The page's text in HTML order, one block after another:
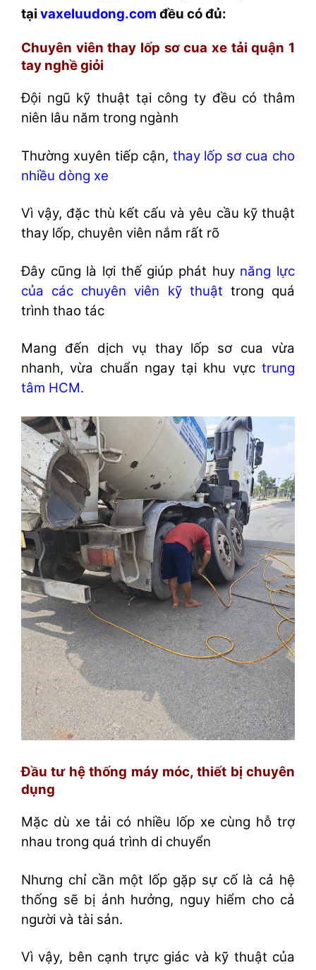
tại vaxeluudong.com đều có đủ:
Chuyên viên thay lốp sơ cua xe tải quận 1
tay nghề giỏi
Đội ngũ kỹ thuật tại công ty đều có thâm
niên lâu năm trong ngành
Thường xuyên tiếp cận, thay lốp sơ cua cho
nhiều dòng xe
Vì vậy, đặc thù kết cấu và yêu cầu kỹ thuật
thay lốp, chuyên viên nắm rất rõ
Đây cũng là lợi thế giúp phát huy năng lực
của các chuyên viên kỹ thuật trong quá
trình thao tác
Mang đến dịch vụ thay lốp sơ cua vừa
nhanh, vừa chuẩn ngay tại khu vực trung
tâm HCM.
Đầu tư hệ thống máy móc, thiết bị chuyên
dụng
Mặc dù xe tải có nhiều lốp xe cùng hỗ trợ
nhau trong quá trình di chuyển
Nhưng chỉ cần một lốp gặp sự cố là cả hệ
thống sẽ bị ảnh hưởng, nguy hiểm cho cả
người và tài sản.
Vì vậy, bên cạnh trực giác và kỹ thuật của